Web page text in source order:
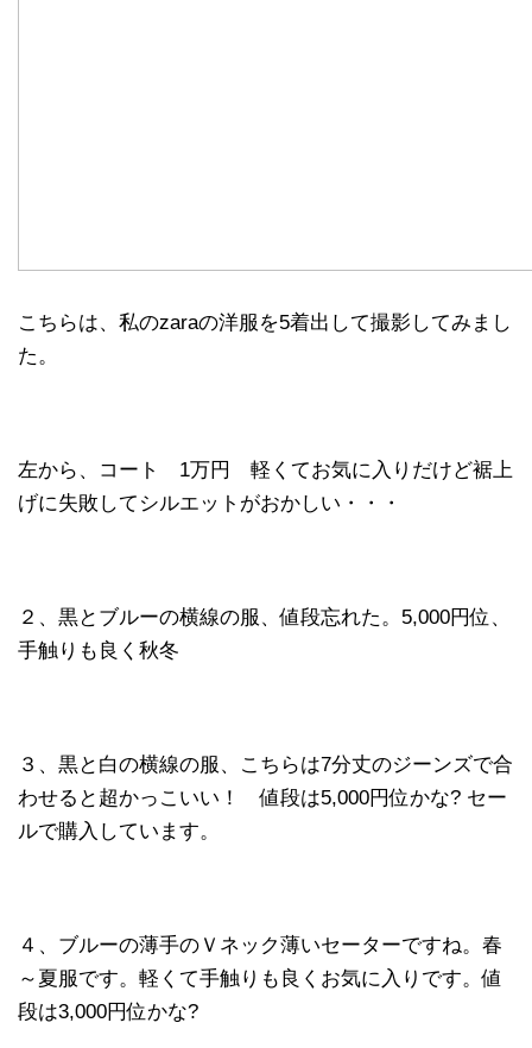
こちらは、私のzaraの洋服を5着出して撮影してみまし
た。
左から、コート 1万円 軽くてお気に入りだけど裾上
げに失敗してシルエットがおかしい・・・
２、黒とブルーの横線の服、値段忘れた。5,000円位、
手触りも良く秋冬
３、黒と白の横線の服、こちらは7分丈のジーンズで合
わせると超かっこいい！ 値段は5,000円位かな? セー
ルで購入しています。
４、ブルーの薄手のＶネック薄いセーターですね。春
～夏服です。軽くて手触りも良くお気に入りです。値
段は3,000円位かな?